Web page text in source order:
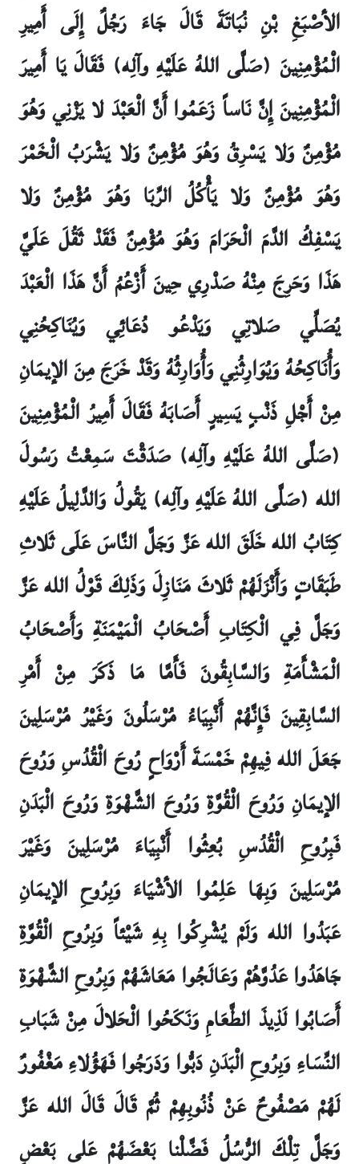
الأصْبَغِ بْنِ نُبَاتَةَ قَالَ جَاءَ رَجُلٌ إِلَى أَمِيرِ
الْمُؤْمِنِينَ (صَلَّى اللهُ عَلَيْهِ وآلِه) فَقَالَ يَا أَمِيرَ
الْمُؤْمِنِينَ إِنَّ نَاساً زَعَمُوا أَنَّ الْعَبْدَ لا يَزْنِي وَهُوَ
مُؤْمِنٌ وَلا يَسْرِقُ وَهُوَ مُؤْمِنٌ وَلا يَشْرَبُ الْخَمْرَ
وَهُوَ مُؤْمِنٌ وَلا يَأْكُلُ الرِّبَا وَهُوَ مُؤْمِنٌ وَلا
يَسْفِكُ الدَّمَ الْحَرَامَ وَهُوَ مُؤْمِنٌ فَقَدْ ثَقُلَ عَلَيَّ
هَذَا وَحَرِجَ مِنْهُ صَدْرِي حِينَ أَزْعُمُ أَنَّ هَذَا الْعَبْدَ
يُصَلِّي صَلاتِي وَيَدْعُو دُعَائِي وَيُنَاكِحُنِي
وَأُنَاكِحُهُ وَيُوَارِثُنِي وَأُوَارِثُهُ وَقَدْ خَرَجَ مِنَ الإيمَانِ
مِنْ أَجْلِ ذَنْبٍ يَسِيرٍ أَصَابَهُ فَقَالَ أَمِيرُ الْمُؤْمِنِينَ
(صَلَّى اللهُ عَلَيْهِ وآلِه) صَدَقْتَ سَمِعْتُ رَسُولَ
الله (صَلَّى اللهُ عَلَيْهِ وآلِه) يَقُولُ وَالدَّلِيلُ عَلَيْهِ
كِتَابُ الله خَلَقَ الله عَزَّ وَجَلَّ النَّاسَ عَلَى ثَلاثِ
طَبَقَاتٍ وَأَنْزَلَهُمْ ثَلاثَ مَنَازِلَ وَذَلِكَ قَوْلُ الله عَزَّ
وَجَلَّ فِي الْكِتَابِ أَصْحَابُ الْمَيْمَنَةِ وَأَصْحَابُ
الْمَشْأَمَةِ وَالسَّابِقُونَ فَأَمَّا مَا ذَكَرَ مِنْ أَمْرِ
السَّابِقِينَ فَإِنَّهُمْ أَنْبِيَاءُ مُرْسَلُونَ وَغَيْرُ مُرْسَلِينَ
جَعَلَ الله فِيهِمْ خَمْسَةَ أَرْوَاحٍ رُوحَ الْقُدُسِ وَرُوحَ
الإيمَانِ وَرُوحَ الْقُوَّةِ وَرُوحَ الشَّهْوَةِ وَرُوحَ الْبَدَنِ
فَبِرُوحِ الْقُدُسِ بُعِثُوا أَنْبِيَاءَ مُرْسَلِينَ وَغَيْرَ
مُرْسَلِينَ وَبِهَا عَلِمُوا الأشْيَاءَ وَبِرُوحِ الإيمَانِ
عَبَدُوا الله وَلَمْ يُشْرِكُوا بِهِ شَيْئاً وَبِرُوحِ الْقُوَّةِ
جَاهَدُوا عَدُوَّهُمْ وَعَالَجُوا مَعَاشَهُمْ وَبِرُوحِ الشَّهْوَةِ
أَصَابُوا لَذِيذَ الطَّعَامِ وَنَكَحُوا الْحَلالَ مِنْ شَبَابِ
النِّسَاءِ وَبِرُوحِ الْبَدَنِ دَبُّوا وَدَرَجُوا فَهَؤُلاءِ مَغْفُورٌ
لَهُمْ مَصْفُوحٌ عَنْ ذُنُوبِهِمْ ثُمَّ قَالَ قَالَ الله عَزَّ
وَجَلَّ تِلْكَ الرُّسُلُ فَضَّلْنا بَعْضَهُمْ عَلى‏ بَعْضٍ